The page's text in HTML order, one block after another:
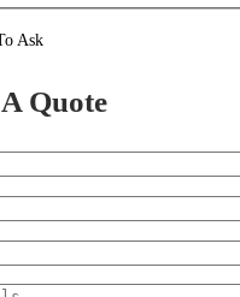
Ask
Quote